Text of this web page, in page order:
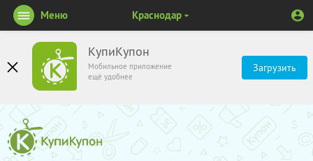
КупиКупон
Мобильное приложение
ещё удобнее
Загрузить
Меню Краснодар